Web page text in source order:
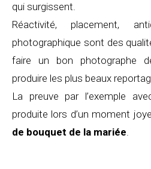
qui surgissent.
Réactivité, placement,
photographique sont des
faire un bon photographe
produire les plus beaux
La preuve par l’exemple
produite lors d’un moment
de bouquet de la mariée.